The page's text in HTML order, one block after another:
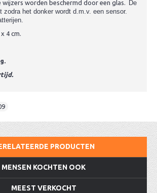
wijzers worden beschermd door een glas.
De
zodra het donker wordt d.m.v. een sensor.
4 cm.
PRODUCTEN
MENSEN KOCHTEN OOK
MEEST VERKOCHT